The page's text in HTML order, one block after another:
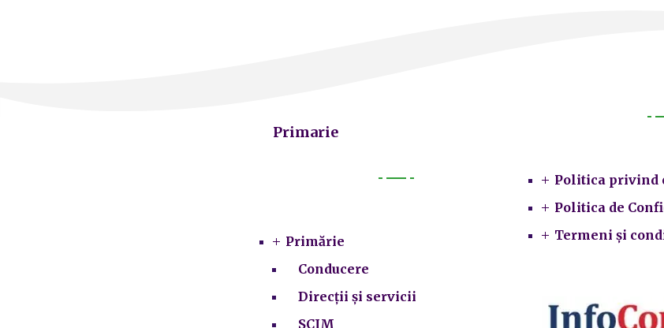
Primarie
Primărie
Conducere
Direcții și servicii
SCIM
Politica privind
Politica de
Termeni și